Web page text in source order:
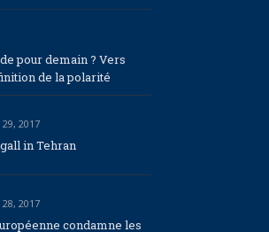
pour demain ? Vers
de la polarité
29, 2017
in Tehran
28, 2017
condamne les